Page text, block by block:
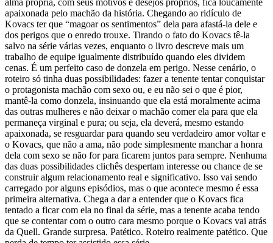
apaixonada pelo machão da história. Chegando ao ridículo de
Kovacs ter que “magoar os sentimentos” dela para afastá-la dele e
dos perigos que o enredo trouxe. Tirando o fato do Kovacs tê-la
salvo na série várias vezes, enquanto o livro descreve mais um
trabalho de equipe igualmente distribuído quando eles dividem
cenas. É um perfeito caso de donzela em perigo. Nesse cenário, o
roteiro só tinha duas possibilidades: fazer a tenente tentar conquistar
o protagonista machão com sexo ou, e eu não sei o que é pior,
mantê-la como donzela, insinuando que ela está moralmente acima
das outras mulheres e não deixar o machão comer ela para que ela
permaneça virginal e pura; ou seja, ela deverá, mesmo estando
apaixonada, se resguardar para quando seu verdadeiro amor voltar e
o Kovacs, que não a ama, não pode simplesmente manchar a honra
dela com sexo se não for para ficarem juntos para sempre. Nenhuma
das duas possibilidades clichês despertam interesse ou chance de se
construir algum relacionamento real e significativo. Isso vai sendo
carregado por alguns episódios, mas o que acontece mesmo é essa
primeira alternativa. Chega a dar a entender que o Kovacs fica
tentado a ficar com ela no final da série, mas a tenente acaba tendo
que se contentar com o outro cara mesmo porque o Kovacs vai atrás
da Quell. Grande surpresa. Patético. Roteiro realmente patético. Que